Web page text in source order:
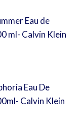
Eau de
ml- Calvin Klein